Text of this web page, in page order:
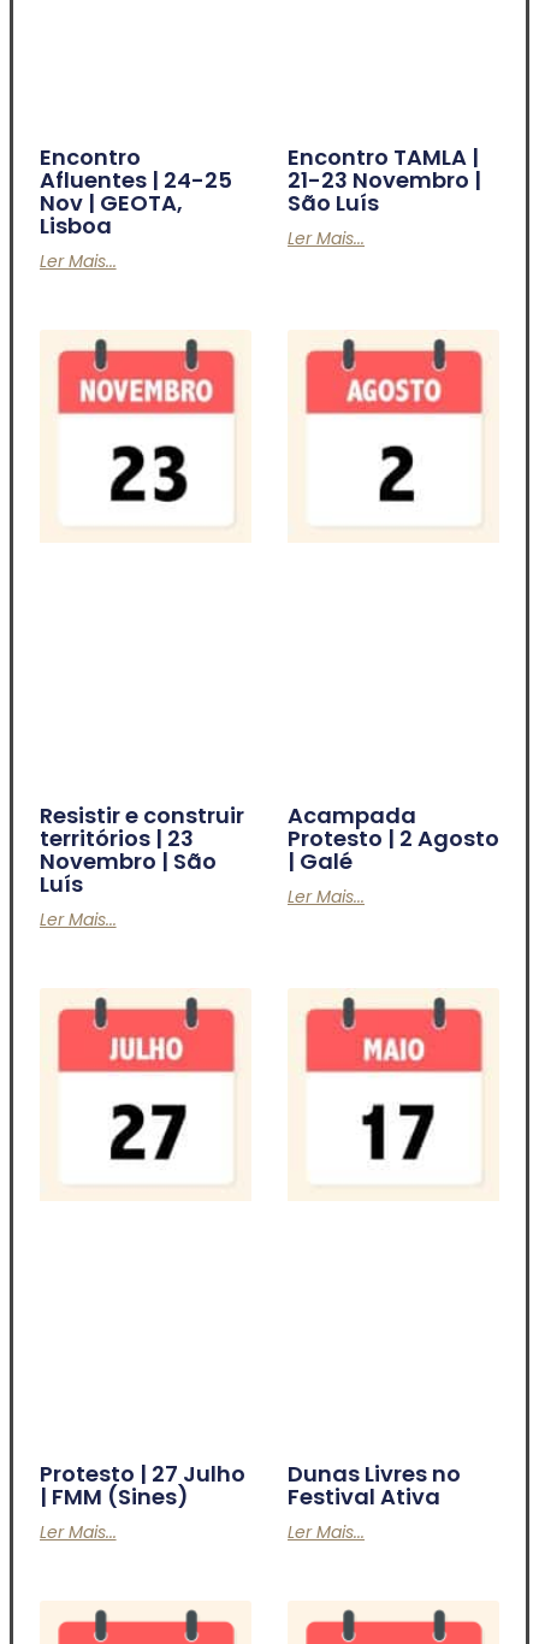
Encontro
Afluentes | 24-25
Nov | GEOTA,
Lisboa
Ler Mais...
Encontro TAMLA |
21-23 Novembro |
São Luís
Ler Mais...
Resistir e construir
territórios | 23
Novembro | São
Luís
Ler Mais...
Acampada
Protesto | 2 Agosto
| Galé
Ler Mais...
Protesto | 27 Julho
| FMM (Sines)
Ler Mais...
Dunas Livres no
Festival Ativa
Ler Mais...